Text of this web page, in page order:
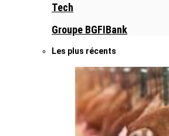
Tech
Groupe BGFIBank
Les plus récents